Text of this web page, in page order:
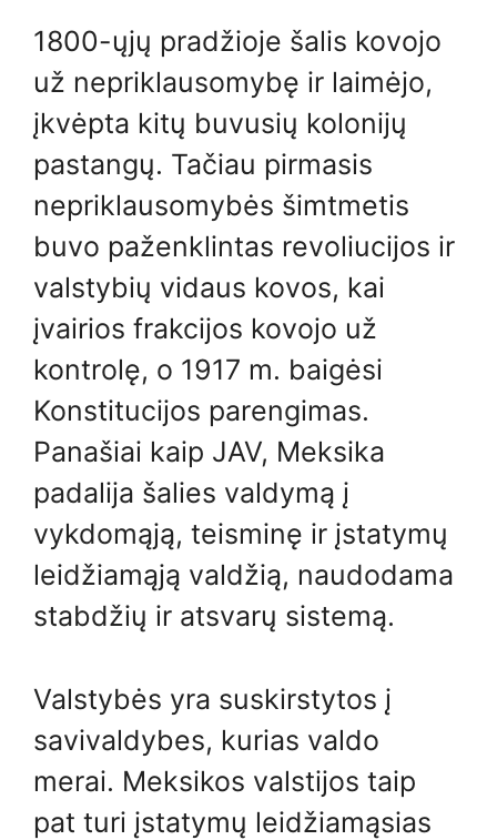
1800-ųjų pradžioje šalis kovojo
už nepriklausomybę ir laimėjo,
įkvėpta kitų buvusių kolonijų
pastangų. Tačiau pirmasis
nepriklausomybės šimtmetis
buvo paženklintas revoliucijos ir
valstybių vidaus kovos, kai
įvairios frakcijos kovojo už
kontrolę, o 1917 m. baigėsi
Konstitucijos parengimas.
Panašiai kaip JAV, Meksika
padalija šalies valdymą į
vykdomąją, teisminę ir įstatymų
leidžiamąją valdžią, naudodama
stabdžių ir atsvarų sistemą.
Valstybės yra suskirstytos į
savivaldybes, kurias valdo
merai. Meksikos valstijos taip
pat turi įstatymų leidžiamąsias